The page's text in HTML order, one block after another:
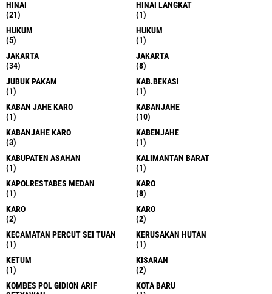
HINAI
(21)
HINAI LANGKAT
(1)
HUKUM
(5)
HUKUM
(1)
JAKARTA
(34)
JAKARTA
(8)
JUBUK PAKAM
(1)
KAB.BEKASI
(1)
KABAN JAHE KARO
(1)
KABANJAHE
(10)
KABANJAHE KARO
(3)
KABENJAHE
(1)
KABUPATEN ASAHAN
(1)
KALIMANTAN BARAT
(1)
KAPOLRESTABES MEDAN
(1)
KARO
(8)
KARO
(2)
KARO
(2)
KECAMATAN PERCUT SEI TUAN
(1)
KERUSAKAN HUTAN
(1)
KETUM
(1)
KISARAN
(2)
KOMBES POL GIDION ARIF
KOTA BARU